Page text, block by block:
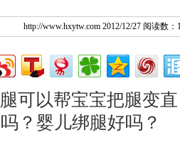
http://www.hxytw.com 2012/12/27 阅读数：
可以帮宝宝把腿变
？婴儿绑腿好吗？